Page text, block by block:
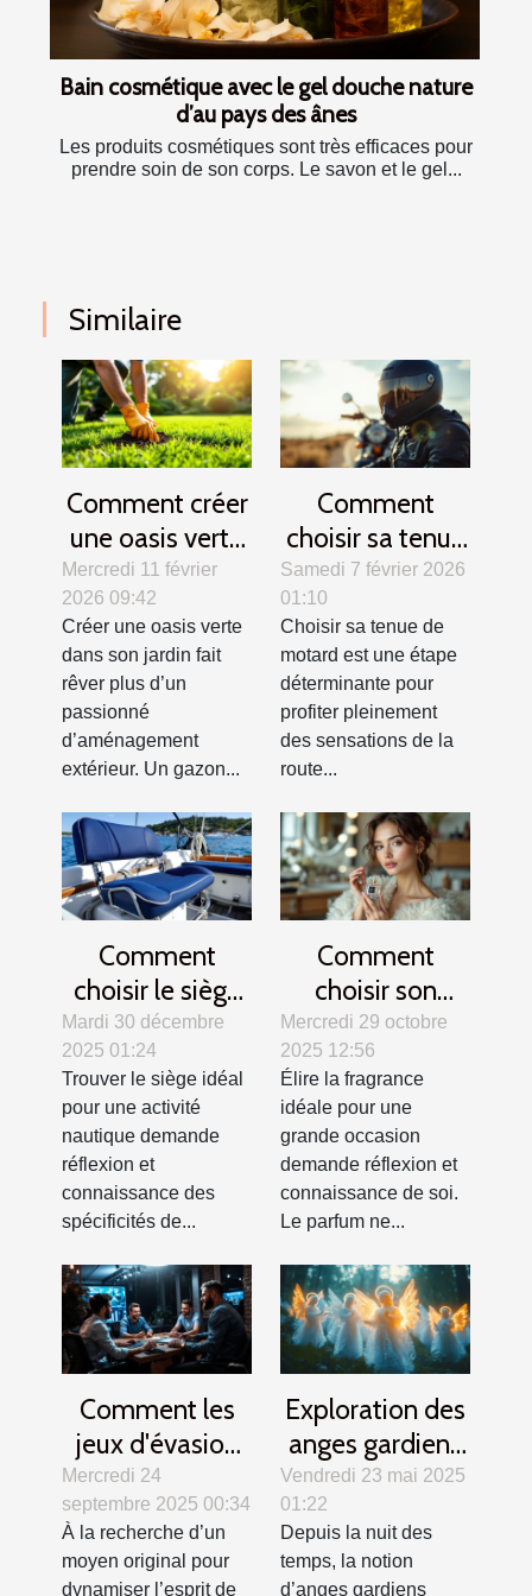
Bain cosmétique avec le gel douche nature
d’au pays des ânes
Les produits cosmétiques sont très efficaces pour
prendre soin de son corps. Le savon et le gel...
Similaire
Comment créer
une oasis verte
? Secrets d'un
gazon parfait
Mercredi 11 février
2026 09:42
Créer une oasis verte
dans son jardin fait
rêver plus d’un
passionné
d’aménagement
extérieur. Un gazon...
Comment
choisir sa tenue
de motard pour
allier confort et
sécurité ?
Samedi 7 février 2026
01:10
Choisir sa tenue de
motard est une étape
déterminante pour
profiter pleinement
des sensations de la
route...
Comment
choisir le siège
idéal pour votre
activité
nautique ?
Mardi 30 décembre
2025 01:24
Trouver le siège idéal
pour une activité
nautique demande
réflexion et
connaissance des
spécificités de...
Comment
choisir son
parfum pour les
grandes
occasions ?
Mercredi 29 octobre
2025 12:56
Élire la fragrance
idéale pour une
grande occasion
demande réflexion et
connaissance de soi.
Le parfum ne...
Comment les
jeux d'évasion
renforcent la
cohésion
d'équipe ?
Mercredi 24
septembre 2025 00:34
À la recherche d’un
moyen original pour
dynamiser l’esprit de
Exploration des
anges gardiens
dans différentes
cultures et
traditions
Vendredi 23 mai 2025
01:22
Depuis la nuit des
temps, la notion
d’anges gardiens